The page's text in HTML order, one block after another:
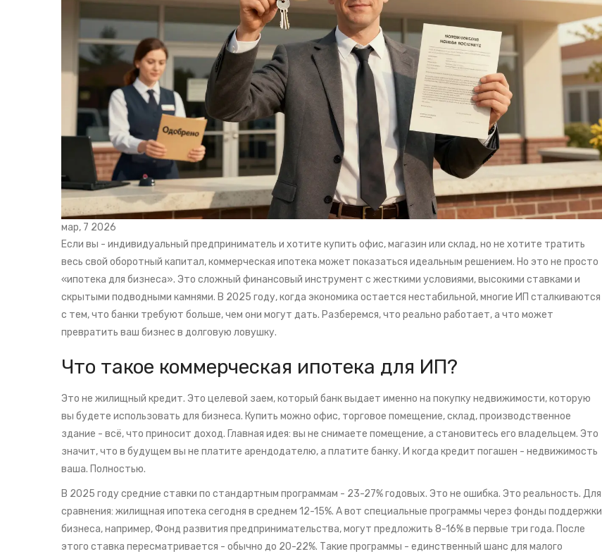
мар, 7 2026
Если вы - индивидуальный предприниматель и хотите купить офис, магазин или склад, но не хотите тратить
весь свой оборотный капитал, коммерческая ипотека может показаться идеальным решением. Но это не просто
«ипотека для бизнеса». Это сложный финансовый инструмент с жесткими условиями, высокими ставками и
скрытыми подводными камнями. В 2025 году, когда экономика остается нестабильной, многие ИП сталкиваются
с тем, что банки требуют больше, чем они могут дать. Разберемся, что реально работает, а что может
превратить ваш бизнес в долговую ловушку.
Что такое коммерческая ипотека для ИП?
Это не жилищный кредит. Это целевой заем, который банк выдает именно на покупку недвижимости, которую
вы будете использовать для бизнеса. Купить можно офис, торговое помещение, склад, производственное
здание - всё, что приносит доход. Главная идея: вы не снимаете помещение, а становитесь его владельцем. Это
значит, что в будущем вы не платите арендодателю, а платите банку. И когда кредит погашен - недвижимость
ваша. Полностью.
В 2025 году средние ставки по стандартным программам - 23-27% годовых. Это не ошибка. Это реальность. Для
сравнения: жилищная ипотека сегодня в среднем 12-15%. А вот специальные программы через фонды поддержки
бизнеса, например, Фонд развития предпринимательства, могут предложить 8-16% в первые три года. После
этого ставка пересматривается - обычно до 20-22%. Такие программы - единственный шанс для малого